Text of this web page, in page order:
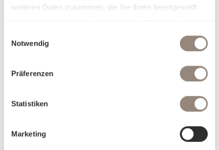
weiteren Daten zusammen, die Sie ihnen bereitgestellt
Notwendig
Präferenzen
Statistiken
Marketing